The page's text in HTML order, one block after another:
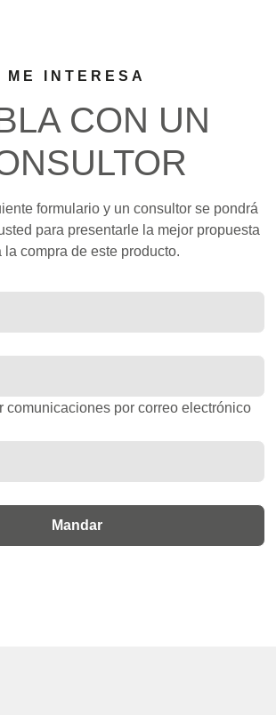
ME INTERESA
CON UN
formulario y un consultor se pondrá
para presentarle la mejor propuesta
la compra de este producto.
comunicaciones por correo electrónico